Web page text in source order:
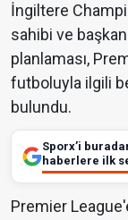
İngiltere
sahibi ve
planlaması,
futboluyla ilgili
bulundu.
Sporx’i
haberlere ilk
Premier